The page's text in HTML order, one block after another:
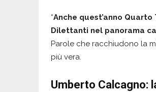
“Anche quest’anno
Dilettanti nel panorama
Parole che racchiudono la
più vera.
Umberto Calcagno: